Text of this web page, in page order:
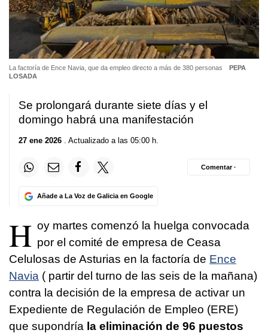
La factoría de Ence Navia, que da empleo directo a más de 380 personas
PEPA
LOSADA
Se prolongará durante siete días y el
domingo habrá una manifestación
27 ene 2026 . Actualizado a las 05:00 h.
Añade a La Voz de Galicia en Google
Comentar ·
H oy martes comenzó la huelga convocada
por el comité de empresa de Ceasa
Celulosas de Asturias en la factoría de Ence
Navia ( partir del turno de las seis de la mañana)
contra la decisión de la empresa de activar un
Expediente de Regulación de Empleo (ERE)
que supondría la eliminación de 96 puestos